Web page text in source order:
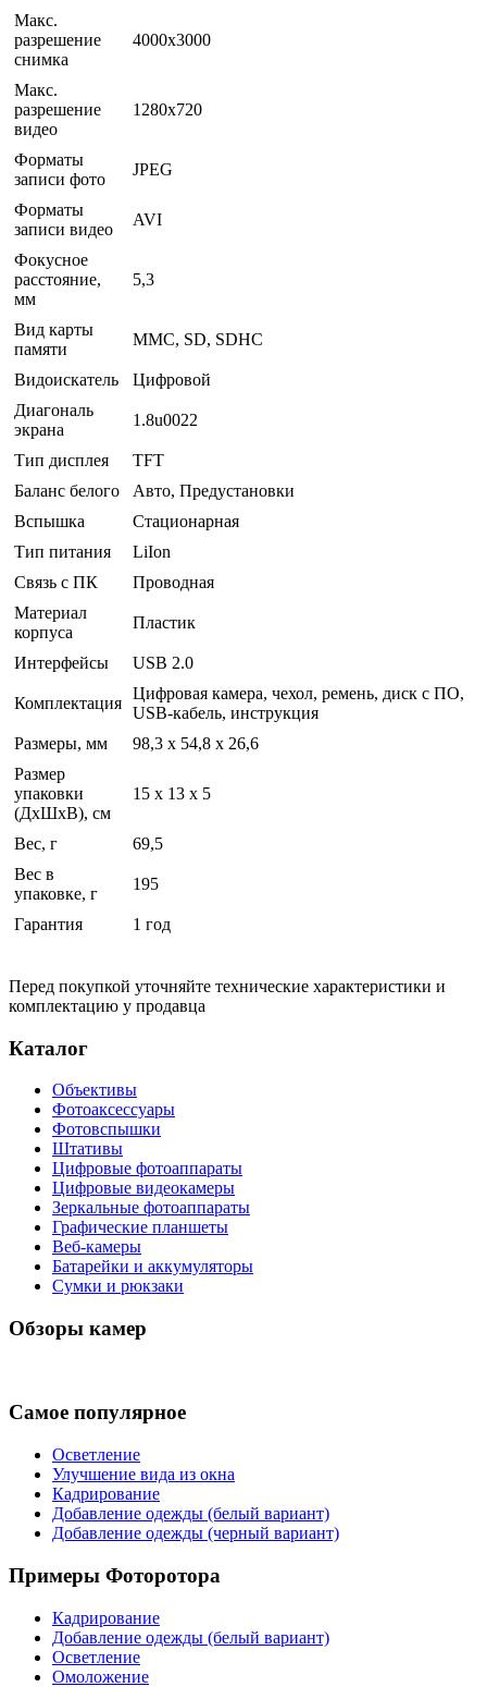
Макс.
разрешение
снимка
4000x3000
Макс.
разрешение
видео
1280x720
Форматы
записи фото
JPEG
Форматы
записи видео
AVI
Фокусное
расстояние,
мм
5,3
Вид карты
памяти
MMC, SD, SDHC
Видоискатель
Цифровой
Диагональ
экрана
1.8u0022
Тип дисплея
TFT
Баланс белого
Авто, Предустановки
Вспышка
Стационарная
Тип питания
LiIon
Связь с ПК
Проводная
Материал
корпуса
Пластик
Интерфейсы USB 2.0
Комплектация
Цифровая камера, чехол, ремень, диск с ПО,
USB-кабель, инструкция
Размеры, мм
98,3 x 54,8 x 26,6
Размер
упаковки
(ДхШхВ), см
15 x 13 x 5
Вес, г
69,5
Вес в
упаковке, г
195
Гарантия 1 год
Перед покупкой уточняйте технические характеристики и
комплектацию у продавца
Каталог
Объективы
Фотоаксессуары
Фотовспышки
Штативы
Цифровые фотоаппараты
Цифровые видеокамеры
Зеркальные фотоаппараты
Графические планшеты
Веб-камеры
Батарейки и аккумуляторы
Сумки и рюкзаки
Обзоры камер
Самое популярное
Осветление
Улучшение вида из окна
Кадрирование
Добавление одежды (белый вариант)
Добавление одежды (черный вариант)
Примеры Фоторотора
Кадрирование
Добавление одежды (белый вариант)
Осветление
Омоложение